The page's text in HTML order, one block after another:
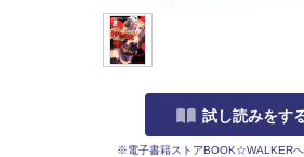
試し読みをす
※電子書籍ストアBOOK☆WALKERへ